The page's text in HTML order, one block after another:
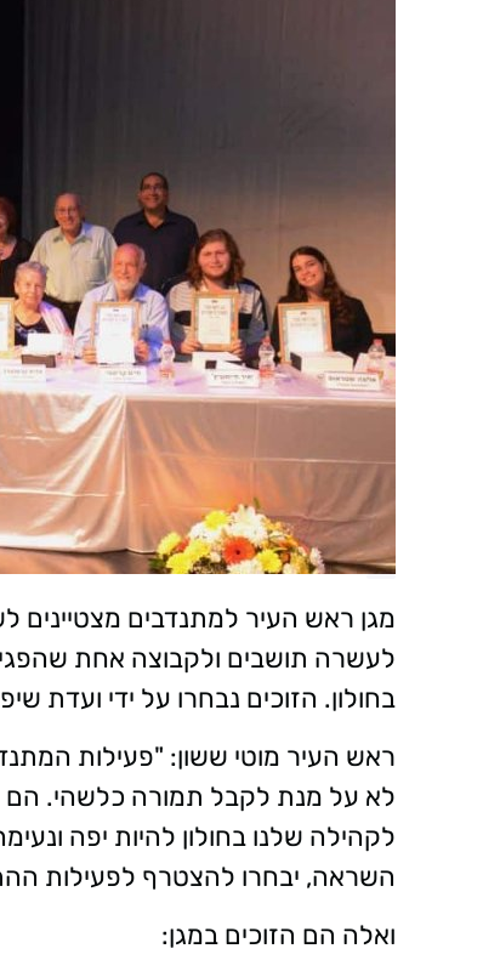
לעשרה תושבים ולקבוצה אחת
בחולון. הזוכים נבחרו על ידי
ראש העיר מוטי ששון: "פעילות
לא על מנת לקבל תמורה כלשהי. הם
לקהילה שלנו בחולון להיות יפה
השראה, יבחרו להצטרף לפעילות
ואלה הם הזוכים במגן: